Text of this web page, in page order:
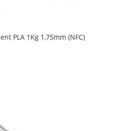
PLA 1Kg 1,75mm (NFC)